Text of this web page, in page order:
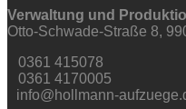
Verwaltung und
Otto-Schwade-Straße 8,
0361 415078
0361 4170005
info@hollmann-